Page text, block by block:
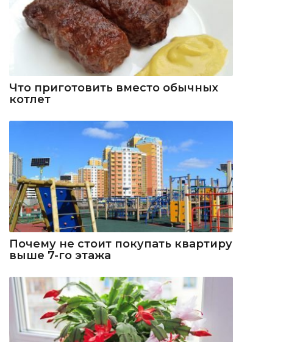
Что приготовить вместо обычных
котлет
Почему не стоит покупать квартиру
выше 7-го этажа